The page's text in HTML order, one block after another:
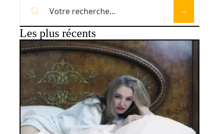
Les plus récents